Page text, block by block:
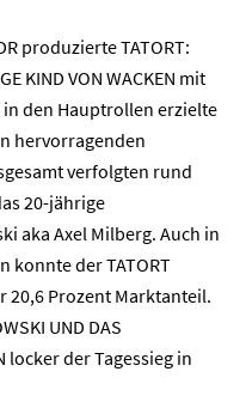
produzierte TATORT:
KIND VON WACKEN mit
den Hauptrollen erzielte
hervorragenden
verfolgten rund
20-jährige
aka Axel Milberg. Auch in
konnte der TATORT
20,6 Prozent Marktanteil.
UND DAS
locker der Tagessieg in